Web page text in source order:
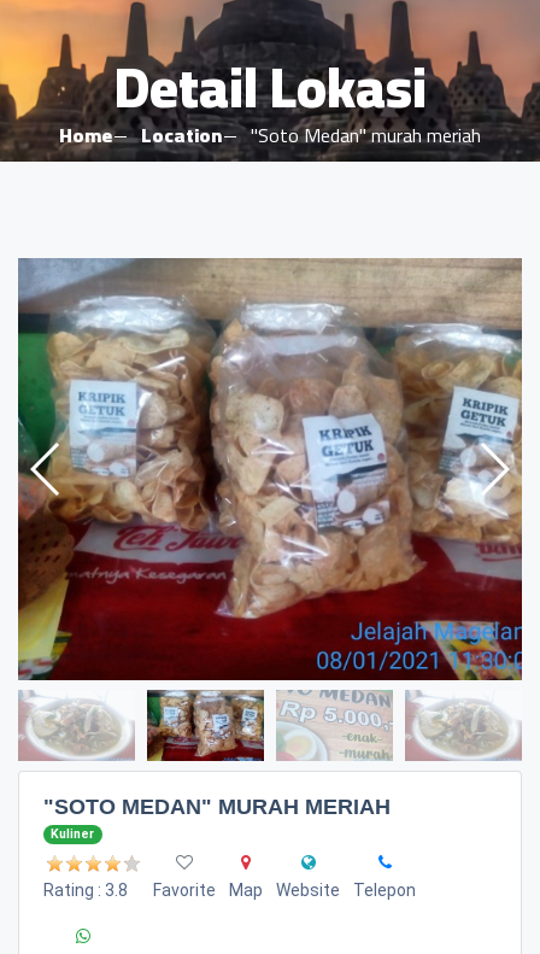
Detail Lokasi
Home Location "Soto Medan" murah meriah
"SOTO MEDAN" MURAH MERIAH
Kuliner
Rating : 3.8 Favorite Map Website Telepon